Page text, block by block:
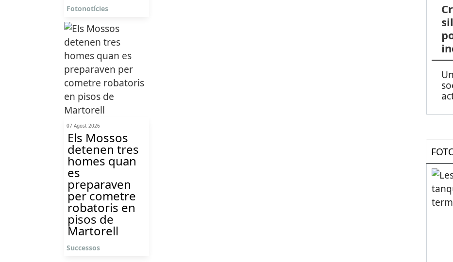
Fotonotícies
07 Agost 2026
Els Mossos
detenen tres
homes quan
es
preparaven
per cometre
robatoris en
pisos de
Martorell
Successos